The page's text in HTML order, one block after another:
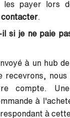
payer lors
contacter
il si je ne paie
à un hub
recevrons,
compte.
à
à